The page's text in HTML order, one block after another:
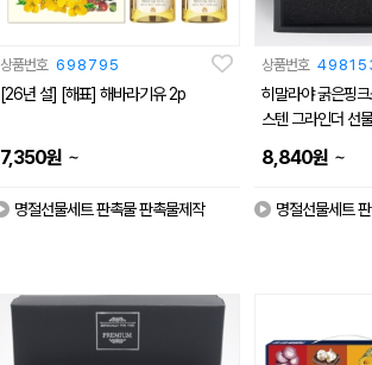
상품번호 698795
[26년 설] [해표] 해바라기유 2p
7,350원 ~
명절선물세트 판촉물 판촉물제작
상품번호
히말라야 굵은핑
스텐 그라인더 선
8,840원 ~
명절선물세트